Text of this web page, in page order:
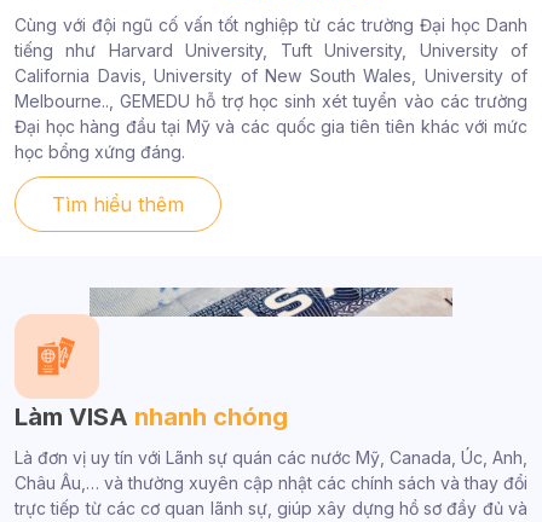
Cùng với đội ngũ cố vấn tốt nghiệp từ các trường Đại học Danh
tiếng như Harvard University, Tuft University, University of
California Davis, University of New South Wales, University of
Melbourne.., GEMEDU hỗ trợ học sinh xét tuyển vào các trường
Đại học hàng đầu tại Mỹ và các quốc gia tiên tiên khác với mức
học bổng xứng đáng.
Tìm hiểu thêm
Làm VISA nhanh chóng
Là đơn vị uy tín với Lãnh sự quán các nước Mỹ, Canada, Úc, Anh,
Châu Âu,… và thường xuyên cập nhật các chính sách và thay đổi
trực tiếp từ các cơ quan lãnh sự, giúp xây dựng hồ sơ đầy đủ và